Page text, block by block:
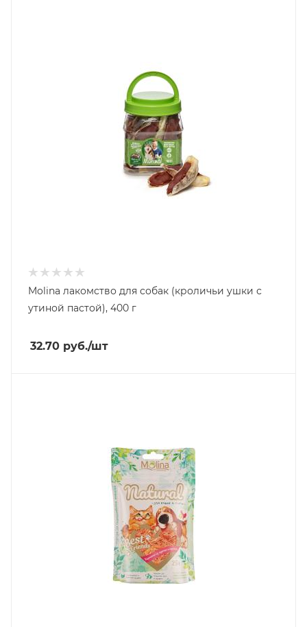
Molina лакомство для собак (кроличьи ушки с
утиной пастой), 400 г
32.70 руб./шт